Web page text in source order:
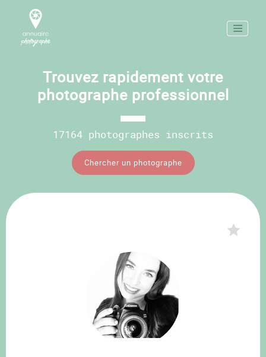
Trouvez rapidement votre
photographe professionnel
17164 photographes inscrits
Chercher un photographe